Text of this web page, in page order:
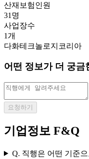
산재보험인원
31명
사업장수
1개
다화테크놀로지코리아
어떤 정보가 더 궁금
요청하기
기업정보 F&Q
Q. 직행은 어떤 기준